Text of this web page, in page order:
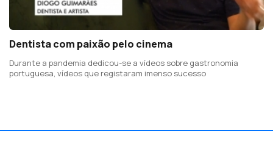
Dentista com paixão pelo cinema
Durante a pandemia dedicou-se a vídeos sobre gastronomia
portuguesa, vídeos que registaram imenso sucesso